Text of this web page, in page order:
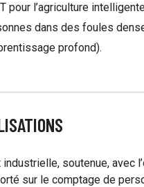
pour l’agriculture
dans des foules
profond).
soutenue, avec
sur le comptage de